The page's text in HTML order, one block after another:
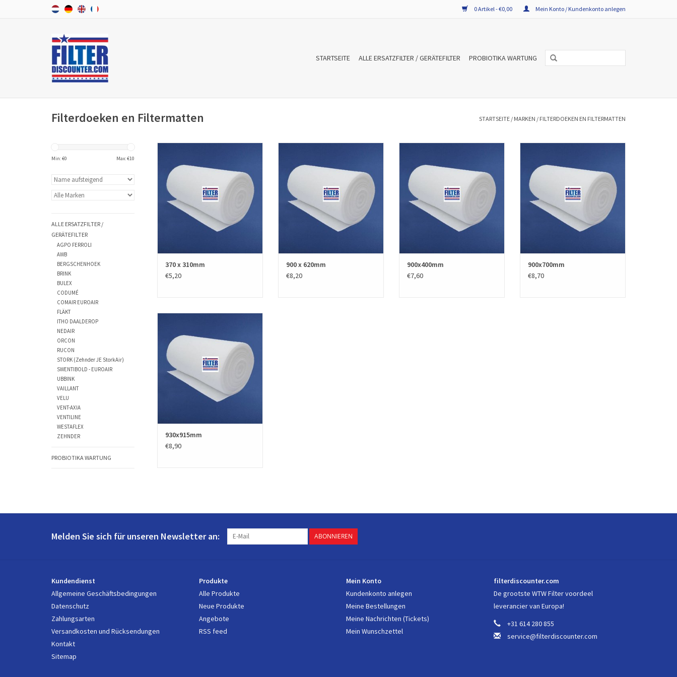
0 Artikel - €0,00 Mein Konto / Kundenkonto anlegen
STARTSEITE ALLE ERSATZFILTER / GERÄTEFILTER PROBIOTIKA WARTUNG
Filterdoeken en Filtermatten STARTSEITE / MARKEN / FILTERDOEKEN EN FILTERMATTEN
Min: €0 Max: €10
ALLE ERSATZFILTER /
GERÄTEFILTER
AGPO FERROLI
AWB
BERGSCHENHOEK
BRINK
BULEX
CODUMÉ
COMAIR EUROAIR
FLÄKT
ITHO DAALDEROP
NEDAIR
ORCON
RUCON
STORK (Zehnder JE StorkAir)
SWENTIBOLD - EUROAIR
UBBINK
VAILLANT
VELU
VENT-AXIA
VENTILINE
WESTAFLEX
ZEHNDER
PROBIOTIKA WARTUNG
Luftheizung, Lüftungsanlagen,
Klimaanlagen und
Wärmerückgewinnungsanlagen.
ZUM WARENKORB HINZUFÜGEN
370 x 310mm
€5,20
Luftheizung, Lüftungsanlagen,
Klimaanlagen und
Wärmerückgewinnungsanlagen.
ZUM WARENKORB HINZUFÜGEN
900 x 620mm
€8,20
Luftheizung, Lüftungsanlagen,
Klimaanlagen und
Wärmerückgewinnungsanlagen.
ZUM WARENKORB HINZUFÜGEN
900x400mm
€7,60
Luftheizung, Lüftungsanlagen,
Klimaanlagen und
Wärmerückgewinnungsanlagen.
ZUM WARENKORB HINZUFÜGEN
900x700mm
€8,70
Luftheizung, Lüftungsanlagen,
Klimaanlagen und
Wärmerückgewinnungsanlagen.
ZUM WARENKORB HINZUFÜGEN
930x915mm
€8,90
Melden Sie sich für unseren Newsletter an: ABONNIEREN
Kundendienst
Allgemeine Geschäftsbedingungen
Datenschutz
Zahlungsarten
Versandkosten und Rücksendungen
Kontakt
Sitemap
Produkte
Alle Produkte
Neue Produkte
Angebote
RSS feed
Mein Konto
Kundenkonto anlegen
Meine Bestellungen
Meine Nachrichten (Tickets)
Mein Wunschzettel
filterdiscounter.com
De grootste WTW Filter voordeel
leverancier van Europa!
+31 614 280 855
service@filterdiscounter.com